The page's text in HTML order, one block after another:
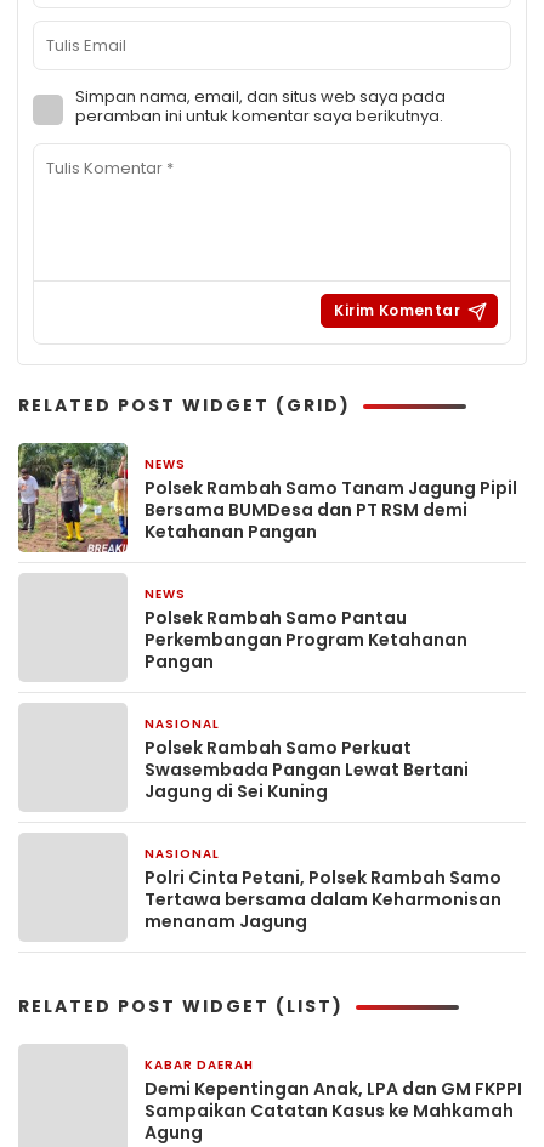
Simpan nama, email, dan situs web saya pada
peramban ini untuk komentar saya berikutnya.
RELATED POST WIDGET (GRID)
NEWS
Polsek Rambah Samo Tanam Jagung Pipil
Bersama BUMDesa dan PT RSM demi
Ketahanan Pangan
NEWS
Polsek Rambah Samo Pantau
Perkembangan Program Ketahanan
Pangan
NASIONAL
Polsek Rambah Samo Perkuat
Swasembada Pangan Lewat Bertani
Jagung di Sei Kuning
NASIONAL
Polri Cinta Petani, Polsek Rambah Samo
Tertawa bersama dalam Keharmonisan
menanam Jagung
RELATED POST WIDGET (LIST)
KABAR DAERAH
Demi Kepentingan Anak, LPA dan GM FKPPI
Sampaikan Catatan Kasus ke Mahkamah
Agung